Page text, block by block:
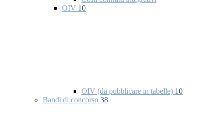
OIV 10
OIV (da pubblicare in tabelle) 10
Bandi di concorso 38